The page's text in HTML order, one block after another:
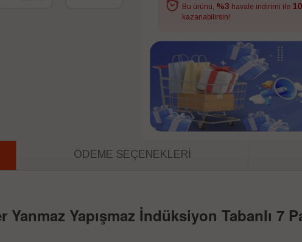
Bu ürünü, %3 havale indirimi ile
kazanabilirsin!
ÖDEME SEÇENEKLERI
Yapışmaz İndüksiyon Tabanlı 7